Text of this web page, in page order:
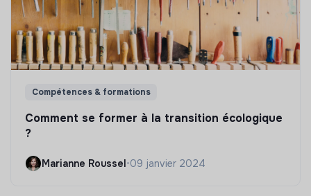
Compétences & formations
Comment se former à la transition écologique
?
Marianne Roussel•09 janvier 2024